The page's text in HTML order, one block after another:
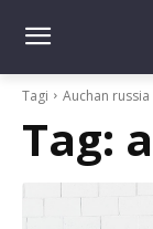
Tagi Auchan russia
Tag: